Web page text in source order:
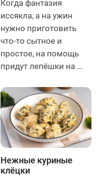
Когда фантазия
иссякла, а на ужин
нужно приготовить
что-то сытное и
простое, на помощь
придут лепёшки на ...
Нежные куриные
клёцки